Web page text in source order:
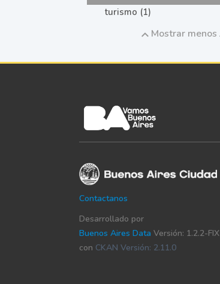
turismo (1)
Mostrar menos
Contactanos
Desarrollado por
Buenos Aires Data Versión: 1.2.2-FIX
con CKAN Versión: 2.11.0